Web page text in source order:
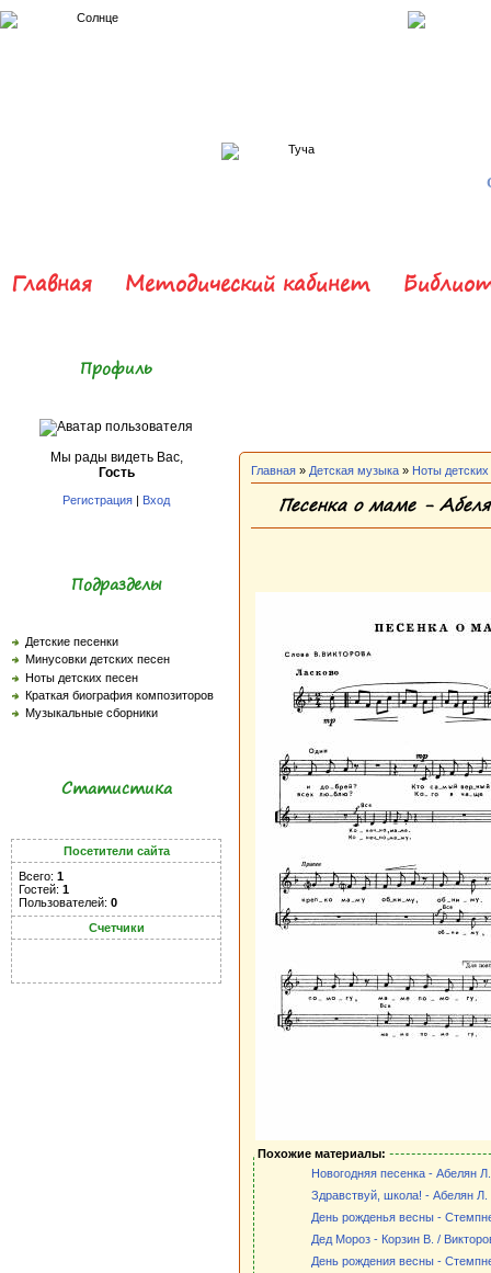
Главная Методический кабинет
Профиль
Мы рады видеть Вас,
Гость
Регистрация | Вход
Подразделы
Детские песенки
Минусовки детских песен
Ноты детских песен
Краткая биография композиторов
Музыкальные сборники
Статистика
Посетители сайта
Всего: 1
Гостей: 1
Пользователей: 0
Счетчики
Главная » Детская музыка » Ноты
Песенка о маме -
Похожие материалы:
Новогодняя песенка - Абелян
Здравствуй, школа! - Абелян Л.
День рожденья весны -
Дед Мороз - Корзин В. /
День рождения весны -